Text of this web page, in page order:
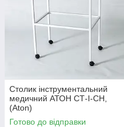
Столик інструментальний
медичний АТОН СТ-І-СН,
(Aton)
Готово до відправки